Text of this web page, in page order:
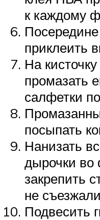
к каждому
приклеить
На
промазать
салфетки
посыпать
Нанизать
дырочки во
закрепить
не
Подвесить